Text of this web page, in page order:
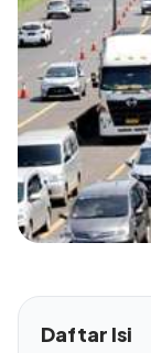
Daftar Isi